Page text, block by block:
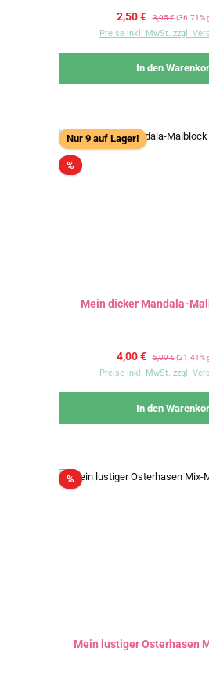
Verkaufspreis:
2,50 € Regulärer Preis:
3,95 € (36.71%
Preise inkl. MwSt. zzgl.
In den
Nur 9 auf Lager!
%Rabatt
Mein dicker Mandala-
Verkaufspreis:
4,00 € Regulärer Preis:
5,09 € (21.41%
Preise inkl. MwSt. zzgl.
In den
%Rabatt
Mein lustiger Osterhasen